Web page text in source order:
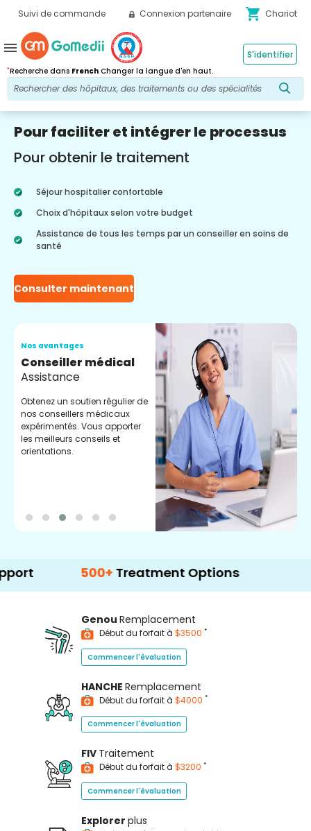
Suivi de commande Connexion partenaire shopping_cart Chariot
*Recherche dans French Changer la langue d'en haut.
S'identifier
menu
Pour faciliter et intégrer le processus
Pour obtenir le traitement
Séjour hospitalier confortable
Choix d'hôpitaux selon votre budget
Assistance de tous les temps par un conseiller en soins de
santé
Consulter maintenant
Nos avantages
Conseiller médical
Assistance
Obtenez un soutien régulier de
nos conseillers médicaux
expérimentés. Vous apporter
les meilleurs conseils et
orientations.
500+ Treatment Options
Genou Remplacement
Début du forfait à $3500 *
Commencer l'évaluation
HANCHE Remplacement
Début du forfait à $4000 *
Commencer l'évaluation
FIV Traitement
Début du forfait à $3200 *
Commencer l'évaluation
Explorer plus